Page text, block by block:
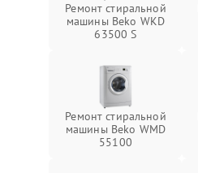
Ремонт стиральной
машины Beko WKD
63500 S
Ремонт стиральной
машины Beko WMD
55100